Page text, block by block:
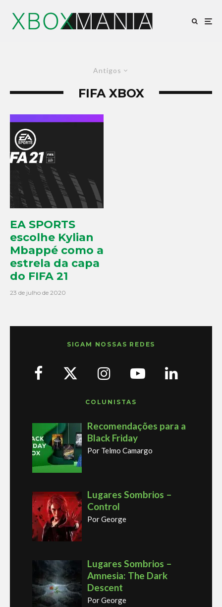
Antigos
FIFA XBOX
EA SPORTS
escolhe Kylian
Mbappé como a
estrela da capa
do FIFA 21
23 de julho de 2020
SIGAM NOSSAS REDES
COLUNISTAS
Recomendações para a
Black Friday
Por Telmo Camargo
Lugares Sombrios –
Control
Por George
Lugares Sombrios –
Amnesia: The Dark
Descent
Por George